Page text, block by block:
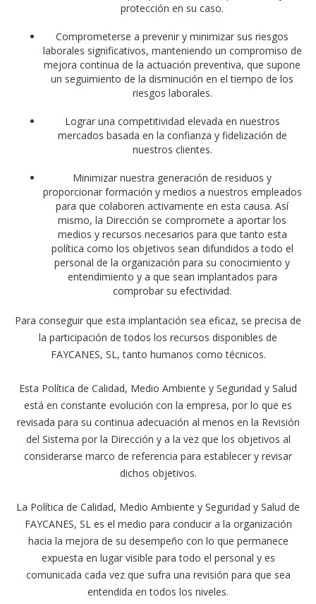
protección en su caso.
Comprometerse a prevenir y minimizar sus riesgos
laborales significativos, manteniendo un compromiso de
mejora continua de la actuación preventiva, que supone
un seguimiento de la disminución en el tiempo de los
riesgos laborales.
Lograr una competitividad elevada en nuestros
mercados basada en la confianza y fidelización de
nuestros clientes.
Minimizar nuestra generación de residuos y
proporcionar formación y medios a nuestros empleados
para que colaboren activamente en esta causa. Así
mismo, la Dirección se compromete a aportar los
medios y recursos necesarios para que tanto esta
política como los objetivos sean difundidos a todo el
personal de la organización para su conocimiento y
entendimiento y a que sean implantados para
comprobar su efectividad.
Para conseguir que esta implantación sea eficaz, se precisa de
la participación de todos los recursos disponibles de
FAYCANES, SL, tanto humanos como técnicos.
Esta Política de Calidad, Medio Ambiente y Seguridad y Salud
está en constante evolución con la empresa, por lo que es
revisada para su continua adecuación al menos en la Revisión
del Sistema por la Dirección y a la vez que los objetivos al
considerarse marco de referencia para establecer y revisar
dichos objetivos.
La Política de Calidad, Medio Ambiente y Seguridad y Salud de
FAYCANES, SL es el medio para conducir a la organización
hacia la mejora de su desempeño con lo que permanece
expuesta en lugar visible para todo el personal y es
comunicada cada vez que sufra una revisión para que sea
entendida en todos los niveles.